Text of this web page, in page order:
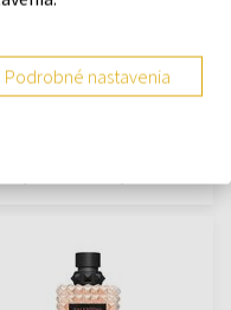
vody - Ženy
sklade
Podrobné nastavenia